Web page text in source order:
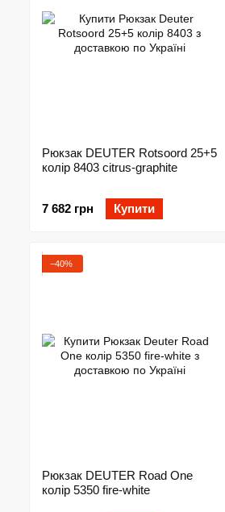
Рюкзак DEUTER Rotsoord 25+5
колір 8403 citrus-graphite
7 682 грн Купити
−40%
Рюкзак DEUTER Road One
колір 5350 fire-white